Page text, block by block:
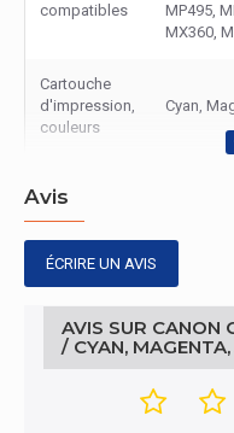
compatibles
MP495,
MX360,
Cartouche
d'impression,
couleurs
Cyan,
Avis
ÉCRIRE UN AVIS
AVIS SUR CANON
/ CYAN, MAGENTA,